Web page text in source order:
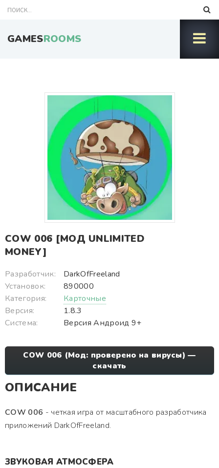
GAMESROOMS
COW 006 [МОД UNLIMITED
MONEY]
Разработчик:
DarkOfFreeland
Установок:
890000
Категория:
Карточные
Версия:
1.8.3
Система:
Версия Андроид 9+
COW 006 (Мод: проверено на вирусы) —
скачать
ОПИСАНИЕ
COW 006 - четкая игра от масштабного разработчика
приложений DarkOfFreeland.
ЗВУКОВАЯ АТМОСФЕРА